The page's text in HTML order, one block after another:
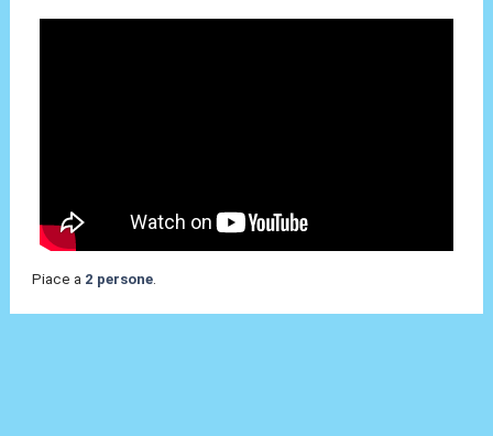
Piace a 2 persone.